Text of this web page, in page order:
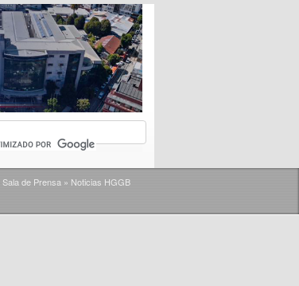
Sala de Prensa» Noticias HGGB